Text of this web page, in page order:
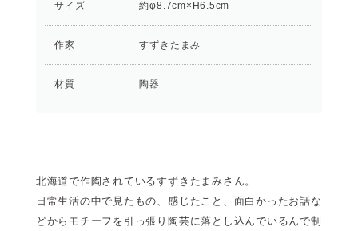
サイズ 約φ8.7cm×H6.5cm
作家 すずきたまみ
材質 陶器
北海道で作陶されているすずきたまみさん。
日常生活の中で見たもの、感じたこと、面白かったお話な
どからモチーフを引っ張り陶芸に落とし込んでいるんで制